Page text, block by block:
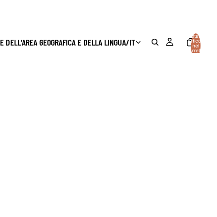
DELL'AREA GEOGRAFICA E DELLA LINGUA/IT
Totale
articoli
nel
carrello: